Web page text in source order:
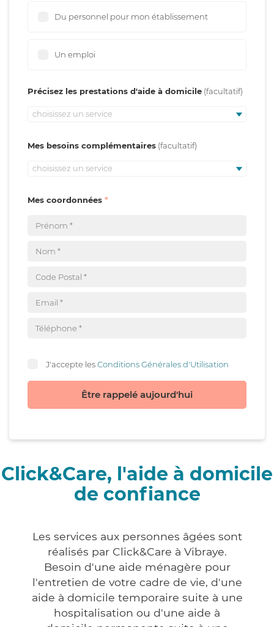
Du personnel pour mon établissement
Un emploi
Précisez les prestations d'aide à domicile
choisissez un service
Mes besoins complémentaires
choisissez un service
Mes coordonnées
J'accepte lesConditions Générales d'Utilisation
Être rappelé aujourd'hui
Click&Care, l'aide à domicile
de confiance
Les services aux personnes âgées sont
réalisés par Click&Care à Vibraye.
Besoin d'une aide ménagère pour
l'entretien de votre cadre de vie, d'une
aide à domicile temporaire suite à une
hospitalisation ou d'une aide à